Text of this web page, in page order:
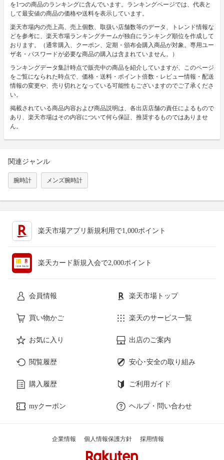
を1つの商品のランキングに含んでいます。ランキングページでは、代表と
して最安値の商品の価格や送料を表示しています。
楽天市場内の売上高、売上個数、取扱い店舗数等のデータ、トレンド情報な
どを参考に、楽天市場ランキングチームが独自にランキング順位を作成して
おります。（通常購入、クーポン、定期・頒布会購入商品が対象。専用ユー
ザ名・パスワードが必要な商品の購入は含まれていません。）
ランキングデータ集計時点で販売中の商品を紹介していますが、このページ
をご覧になられた時点で、価格・送料・ポイント倍数・レビュー情報・配送
情報の変更や、売り切れとなっている可能性もございますのでご了承くださ
い。
掲載されている商品内容および商品説明は、各出店店舗の責任によるもので
あり、楽天市場はその内容について何ら保証、推奨するものではありませ
ん。
関連ジャンル
腕時計 メンズ腕時計
楽天市場アプリ新規利用で1,000ポイント
楽天カード新規入会で2,000ポイント
会員情報 楽天市場トップ
買い物かご 楽天のサービス一覧
お気に入り 出店のご案内
閲覧履歴 安心･安全の取り組み
購入履歴 ご利用ガイド
myクーポン ヘルプ・問い合わせ
企業情報 個人情報保護方針 採用情報